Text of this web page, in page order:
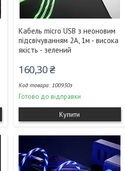
Кабель micro USB з неоновим
підсвічуванням 2А, 1м - висока
якість - зелений
160,30 ₴
100930з
Готово до відправки
Купити